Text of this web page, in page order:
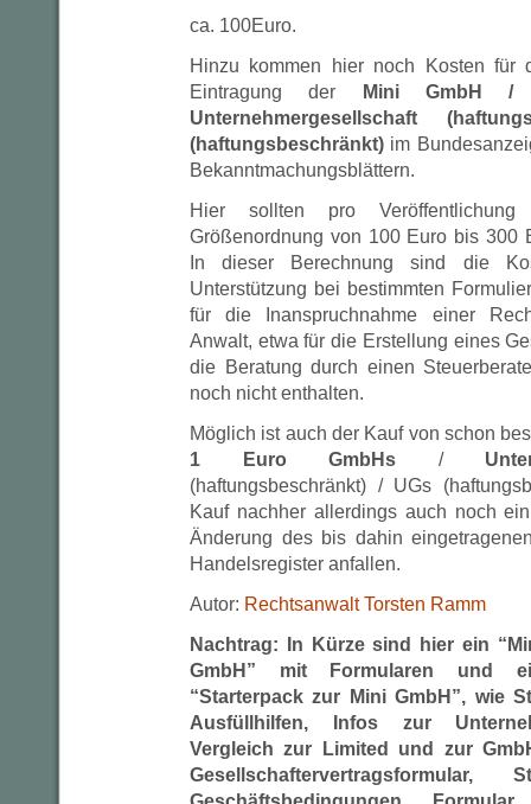
ca. 100Euro.
Hinzu kommen hier noch Kosten für
Eintragung der
Mini GmbH
Unternehmergesellschaft
(haftungsbeschränkt) im
Bekanntmachungsblättern.
Hier sollten pro
Größenordnung von 100 Euro bis 300
In dieser Berechnung sind die
Unterstützung bei bestimmten
für die Inanspruchnahme einer
Anwalt, etwa für die Erstellung eines
die Beratung durch einen
noch nicht enthalten.
Möglich ist auch der Kauf von schon
1 Euro GmbHs /
(haftungsbeschränkt) / UGs
Kauf nachher allerdings auch noch
Änderung des bis dahin
Handelsregister anfallen.
Autor: Rechtsanwalt Torsten Ramm
Nachtrag: In Kürze sind hier ein
GmbH” mit Formularen und
“Starterpack zur Mini GmbH”, wie
Ausfüllhilfen, Infos zur
Vergleich zur Limited und zur
Gesellschaftervertragsformular,